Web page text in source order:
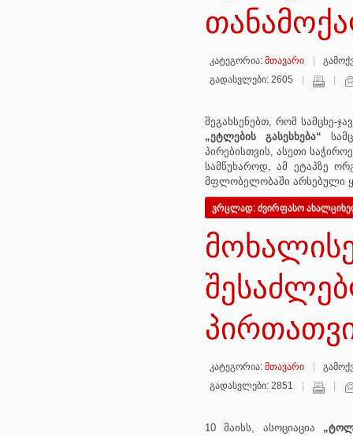
კატეგორია: მთავარი
გადასვლები: 2605
შეგახსენებთ, რომ სამცხე-
„ეტლების გასესხება“
პირებისთვის, ასეთი
სამწუხაროდ, ამ ეტაპზე
მფლობელობაში არსებული
ვრცლად: ძვირფასო
კატეგორია: მთავარი
გადასვლები: 2851
10 მაისს, ასოციაცია